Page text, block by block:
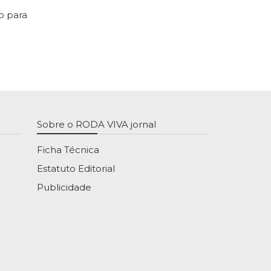
para
Sobre o RODA VIVA jornal
Ficha Técnica
Estatuto Editorial
Publicidade